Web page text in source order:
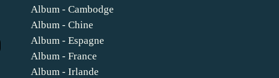
Album - Cambodge
Album - Chine
Album - Espagne
Album - France
Album - Irlande